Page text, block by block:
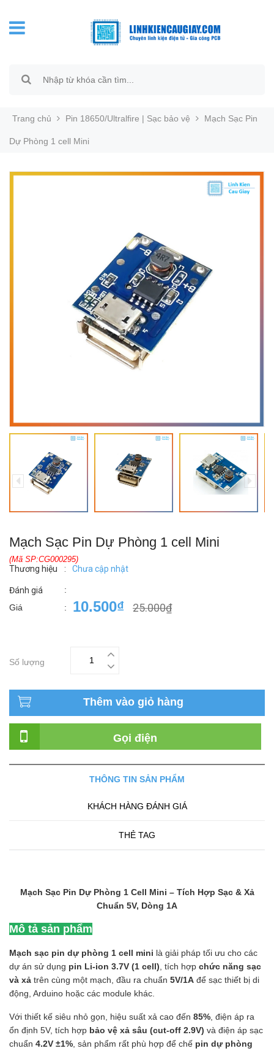
Trang chủ Pin 18650/Ultralfire | Sạc bảo vệ Mạch Sạc Pin
Dự Phòng 1 cell Mini
Mạch Sạc Pin Dự Phòng 1 cell Mini
(Mã SP:CG000295)
Thương hiệu : Chưa cập nhật
Đánh giá
:
Giá
: 10.500₫ 25.000₫
Số lượng
Thêm vào giỏ hàng
Gọi điện
THÔNG TIN SẢN PHẨM
KHÁCH HÀNG ĐÁNH GIÁ
THẺ TAG
Mạch Sạc Pin Dự Phòng 1 Cell Mini – Tích Hợp Sạc & Xả
Chuẩn 5V, Dòng 1A
Mô tả sản phẩm
Mạch sạc pin dự phòng 1 cell mini là giải pháp tối ưu cho các
dự án sử dụng pin Li-ion 3.7V (1 cell) , tích hợp chức năng sạc
và xả trên cùng một mạch, đầu ra chuẩn 5V/1A để sạc thiết bị di
động, Arduino hoặc các module khác.
Với thiết kế siêu nhỏ gọn, hiệu suất xả cao đến 85% , điện áp ra
ổn định 5V, tích hợp bảo vệ xả sâu (cut-off 2.9V) và điện áp sạc
chuẩn 4.2V ±1% , sản phẩm rất phù hợp để chế pin dự phòng